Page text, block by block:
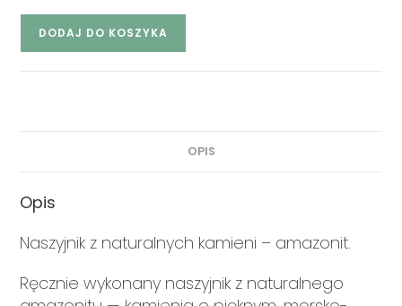
DODAJ DO KOSZYKA
OPIS
Opis
Naszyjnik z naturalnych kamieni – amazonit.
Ręcznie wykonany naszyjnik z naturalnego